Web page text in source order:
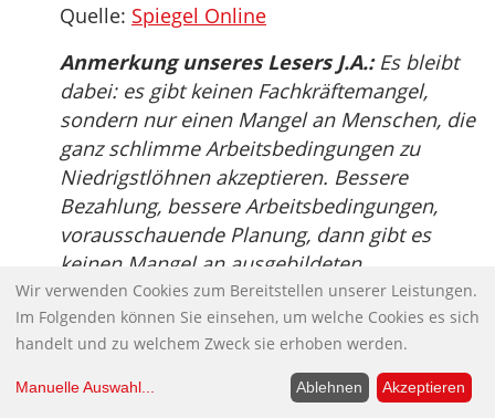
Quelle: Spiegel Online
Anmerkung unseres Lesers J.A.:Es bleibt
dabei: es gibt keinen Fachkräftemangel,
sondern nur einen Mangel an Menschen, die
ganz schlimme Arbeitsbedingungen zu
Niedrigstlöhnen akzeptieren. Bessere
Bezahlung, bessere Arbeitsbedingungen,
vorausschauende Planung, dann gibt es
keinen Mangel an ausgebildeten
Arbeitskräften. Die Helios Kliniken sind privat
und gewinnorientiert, was an sich ein
Problem ist; aber Vivantes gehört dem Land
Berlin, dito die Charité: das überall dieselben
Probleme herrschen, ist auch für das Land
Wir verwenden Cookies zum Bereitstellen unserer Leistungen.
Im Folgenden können Sie einsehen, um welche Cookies es sich
handelt und zu welchem Zweck sie erhoben werden.
Manuelle Auswahl... Ablehnen Akzeptieren